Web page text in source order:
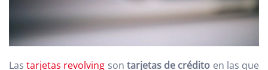
Lastarjetas revolving son tarjetas de crédito en las que